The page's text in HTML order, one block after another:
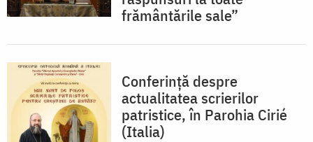
frământările sale”
Conferință despre
actualitatea scrierilor
patristice, în Parohia Cirié
(Italia)